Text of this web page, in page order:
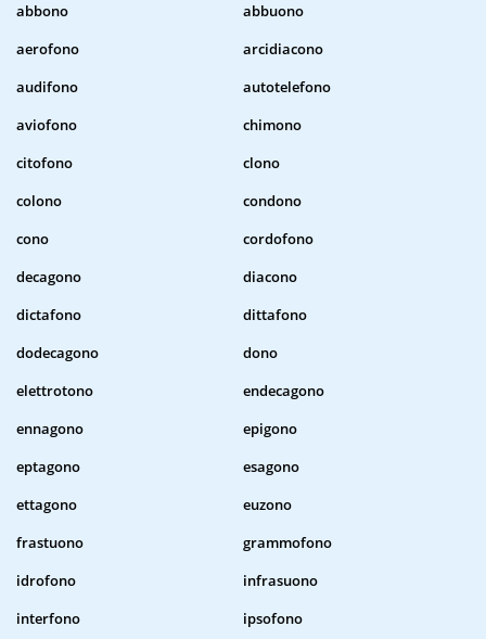
abbono
abbuono
aerofono
arcidiacono
audifono
autotelefono
aviofono
chimono
citofono
clono
colono
condono
cono
cordofono
decagono
diacono
dictafono
dittafono
dodecagono
dono
elettrotono
endecagono
ennagono
epigono
eptagono
esagono
ettagono
euzono
frastuono
grammofono
idrofono
infrasuono
interfono
ipsofono